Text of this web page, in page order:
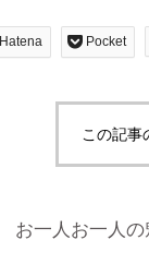
Hatena Pocket
この記事
お一人お一人